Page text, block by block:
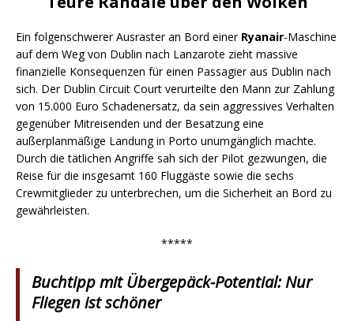
Ein folgenschwerer Ausraster an Bord einer Ryanair-Maschine
auf dem Weg von Dublin nach Lanzarote zieht massive
finanzielle Konsequenzen für einen Passagier aus Dublin nach
sich. Der Dublin Circuit Court verurteilte den Mann zur Zahlung
von 15.000 Euro Schadenersatz, da sein aggressives Verhalten
gegenüber Mitreisenden und der Besatzung eine
außerplanmäßige Landung in Porto unumgänglich machte.
Durch die tätlichen Angriffe sah sich der Pilot gezwungen, die
Reise für die insgesamt 160 Fluggäste sowie die sechs
Crewmitglieder zu unterbrechen, um die Sicherheit an Bord zu
gewährleisten.
*****
Buchtipp mit Übergepäck-Potential: Nur
Fliegen ist schöner